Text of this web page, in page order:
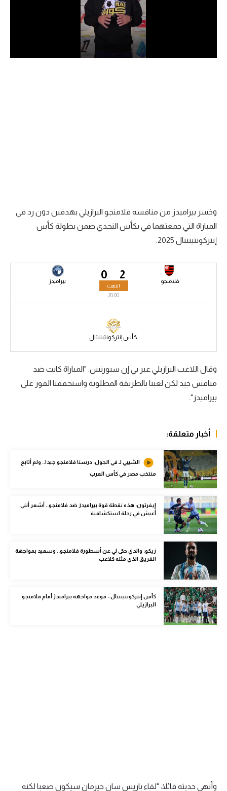
الدوري السعودي للمحترفين
سعودي في الجول
الدوري الإنجليزي
الدوري الإسباني
كرة السلة الأمريكية
كرة سلة
الوطن العربي
في المونديال
رياضة نسائية
آسيا
أمريكا
ركن الألعاب
أقسام خاصة
Gamers
وخسر بيراميدز من منافسه فلامنجو البرازيلي بهدفين دون رد في
المباراة التي جمعتهما في بكأس التحدي ضمن بطولة كأس
إنتركونتيننتال 2025.
2 فلامنجو 0 بيراميدز
انتهت
20:00
كأس إنتركونتيننتال
وقال اللاعب البرازيلي عبر بي إن سبورتس: "المباراة كانت ضد
منافس جيد لكن لعبنا بالطريقة المطلوبة واستحققنا الفوز على
بيراميدز".
أخبار متعلقة:
الشيبي لـ في الجول: درسنا فلامنجو جيدا.. ولم أتابع
منتخب مصر في كأس العرب
إيفرتون: هذه نقطة قوة بيراميدز ضد فلامنجو.. أشعر أنني
أعيش في رحلة استكشافية
زيكو: والدي حكى لي عن أسطورة فلامنجو.. وسعيد بمواجهة
الفريق الذي مثله كلاعب
كأس إنتركونتيننتال - موعد مواجهة بيراميدز أمام فلامنجو
البرازيلي
وأنهى حديثه قائلا: "لقاء باريس سان جيرمان سيكون صعبا لكنه